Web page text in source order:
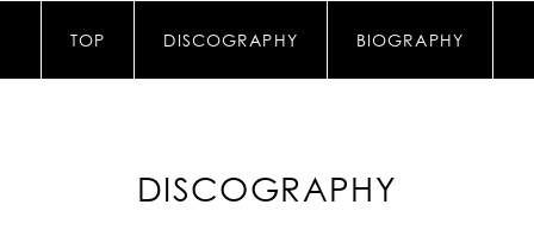
TOP DISCOGRAPHY BIOGRAPHY
DISCOGRAPHY